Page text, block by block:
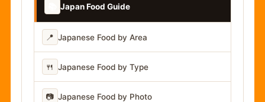
Japan Food Guide
📍 Japanese Food by Area
🍴 Japanese Food by Type
📷 Japanese Food by Photo